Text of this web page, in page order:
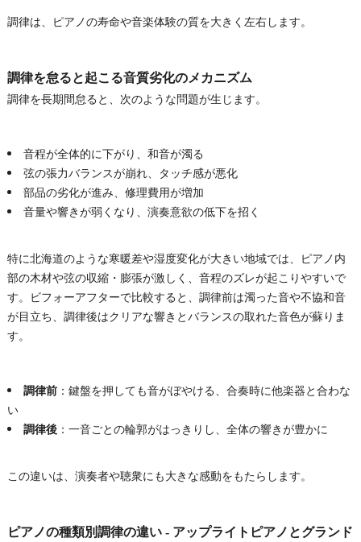
調律は、ピアノの寿命や音楽体験の質を大きく左右します。
調律を怠ると起こる音質劣化のメカニズム
調律を長期間怠ると、次のような問題が生じます。
音程が全体的に下がり、和音が濁る
弦の張力バランスが崩れ、タッチ感が悪化
部品の劣化が進み、修理費用が増加
音量や響きが弱くなり、演奏意欲の低下を招く
特に北海道のような寒暖差や湿度変化が大きい地域では、ピアノ内
部の木材や弦の収縮・膨張が激しく、音程のズレが起こりやすいで
す。ビフォーアフターで比較すると、調律前は濁った音や不協和音
が目立ち、調律後はクリアな響きとバランスの取れた音色が蘇りま
す。
調律前：鍵盤を押しても音がぼやける、合奏時に他楽器と合わな
い
調律後：一音ごとの輪郭がはっきりし、全体の響きが豊かに
この違いは、演奏者や聴衆にも大きな感動をもたらします。
ピアノの種類別調律の違い - アップライトピアノとグランド